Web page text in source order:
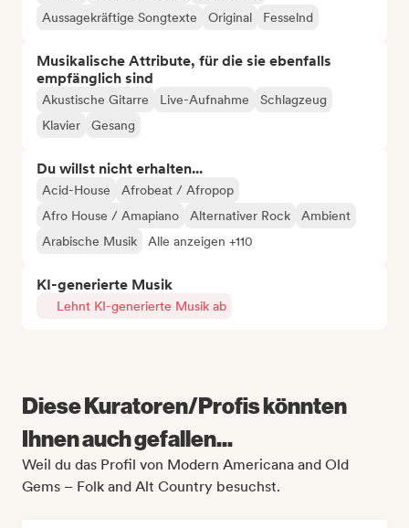
Aussagekräftige Songtexte
Original Fesselnd
Musikalische Attribute, für die sie ebenfalls
empfänglich sind
Akustische Gitarre Live-Aufnahme
Schlagzeug
Klavier
Gesang
Du willst nicht erhalten...
Acid-House
Afrobeat / Afropop
Afro House / Amapiano
Alternativer Rock
Ambient
Arabische Musik
Alle anzeigen +110
KI-generierte Musik
Lehnt KI-generierte Musik ab
Diese Kuratoren/Profis könnten
Ihnen auch gefallen...
Weil du das Profil von Modern Americana and Old
Gems – Folk and Alt Country besuchst.